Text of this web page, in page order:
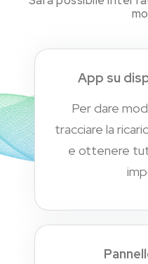
App su
Per dare
tracciare la
e ottenere